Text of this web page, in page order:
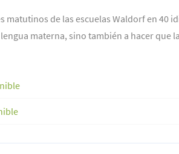
matutinos de las escuelas Waldorf en 40
materna, sino también a hacer que